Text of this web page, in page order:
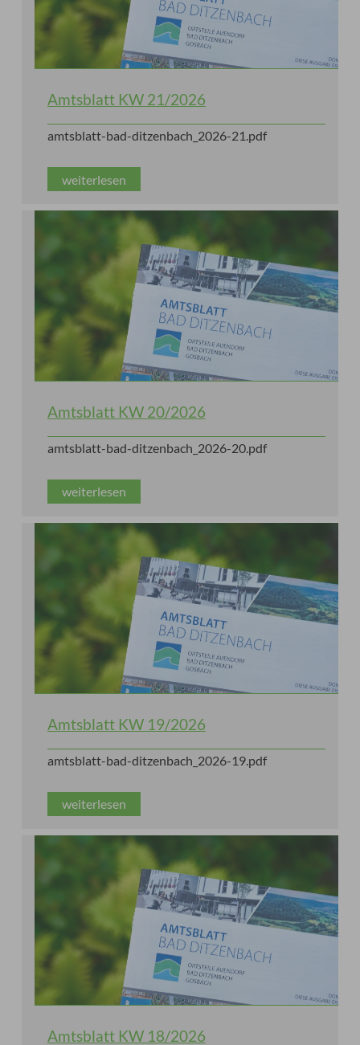
Amtsblatt KW 21/2026
amtsblatt-bad-ditzenbach_2026-21.pdf
weiterlesen
Amtsblatt KW 20/2026
amtsblatt-bad-ditzenbach_2026-20.pdf
weiterlesen
Amtsblatt KW 19/2026
amtsblatt-bad-ditzenbach_2026-19.pdf
weiterlesen
Amtsblatt KW 18/2026